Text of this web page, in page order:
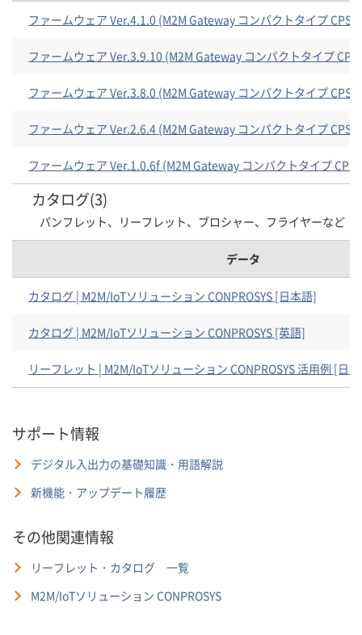
ファームウェア Ver.4.1.0 (M2M Gateway コンパクトタイプ CPS-
ファームウェア Ver.3.9.10 (M2M Gateway コンパクトタイプ
ファームウェア Ver.3.8.0 (M2M Gateway コンパクトタイプ CPS-
ファームウェア Ver.2.6.4 (M2M Gateway コンパクトタイプ CPS-
ファームウェア Ver.1.0.6f (M2M Gateway コンパクトタイプ
カタログ(3)
パンフレット、リーフレット、ブロシャー、フライヤーなど
データ
カタログ | M2M/IoTソリューション CONPROSYS [日本語]
カタログ | M2M/IoTソリューション CONPROSYS [英語]
リーフレット | M2M/IoTソリューション CONPROSYS 活用例 [日
サポート情報
デジタル入出力の基礎知識・用語解説
新機能・アップデート履歴
その他関連情報
リーフレット・カタログ 一覧
M2M/IoTソリューション CONPROSYS